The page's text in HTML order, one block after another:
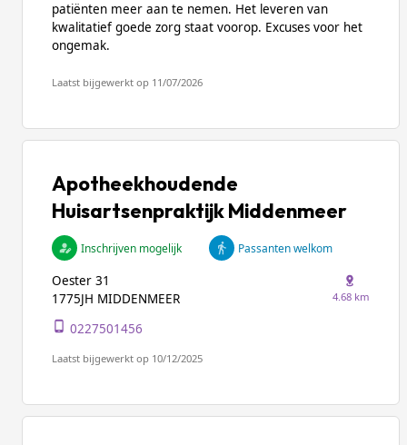
patiënten meer aan te nemen. Het leveren van
kwalitatief goede zorg staat voorop. Excuses voor het
ongemak.
Laatst bijgewerkt op 11/07/2026
Apotheekhoudende
Huisartsenpraktijk Middenmeer
Inschrijven mogelijk Passanten welkom
Oester 31
1775JH MIDDENMEER
4.68 km
0227501456
Laatst bijgewerkt op 10/12/2025